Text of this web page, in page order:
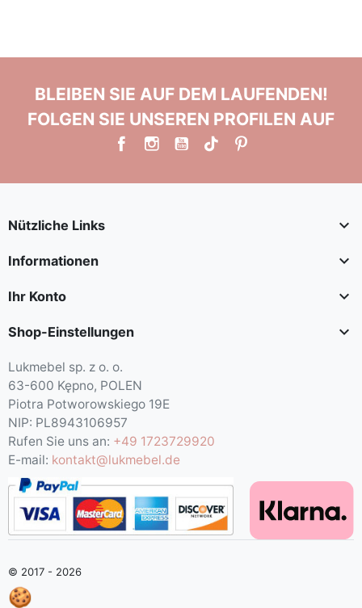
🍪
BLEIBEN SIE AUF DEM LAUFENDEN!
FOLGEN SIE UNSEREN PROFILEN AUF
Nützliche Links 
Informationen 
Ihr Konto 
Shop-Einstellungen 
Lukmebel sp. z o. o.
63-600 Kępno, POLEN
Piotra Potworowskiego 19E
NIP: PL8943106957
Rufen Sie uns an: +49 1723729920
E-mail: kontakt@lukmebel.de
© 2017 - 2026